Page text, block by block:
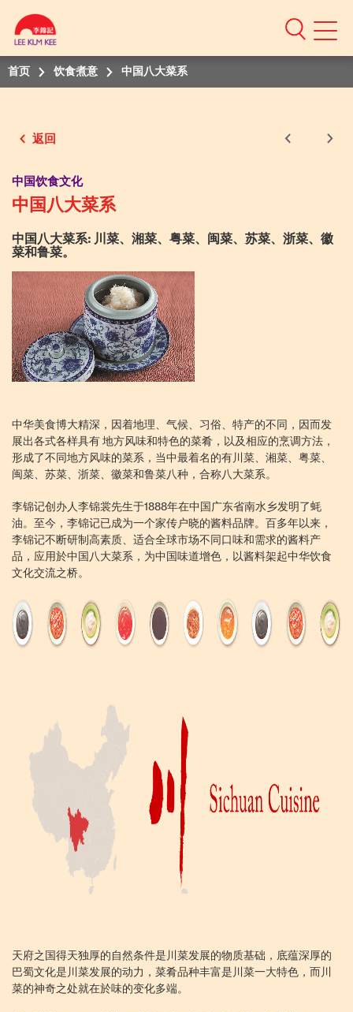
Mobile
首页 饮食煮意 中国八大菜系
返回
中国饮食文化
中国八大菜系
中国八大菜系: 川菜、湘菜、粤菜、闽菜、苏菜、浙菜、徽
菜和鲁菜。
中华美食博大精深，因着地理、气候、习俗、特产的不同，因而发
展出各式各样具有 地方风味和特色的菜肴，以及相应的烹调方法，
形成了不同地方风味的菜系，当中最着名的有川菜、湘菜、粤菜、
闽菜、苏菜、浙菜、徽菜和鲁菜八种，合称八大菜系。
李锦记创办人李锦裳先生于1888年在中国广东省南水乡发明了蚝
油。至今，李锦记已成为一个家传户晓的酱料品牌。百多年以来，
李锦记不断研制高素质、适合全球市场不同口味和需求的酱料产
品，应用於中国八大菜系，为中国味道增色，以酱料架起中华饮食
文化交流之桥。
天府之国得天独厚的自然条件是川菜发展的物质基础，底蕴深厚的
巴蜀文化是川菜发展的动力，菜肴品种丰富是川菜一大特色，而川
菜的神奇之处就在於味的变化多端。